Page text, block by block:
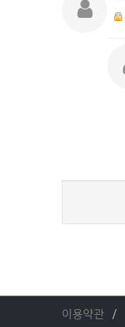
이용약관